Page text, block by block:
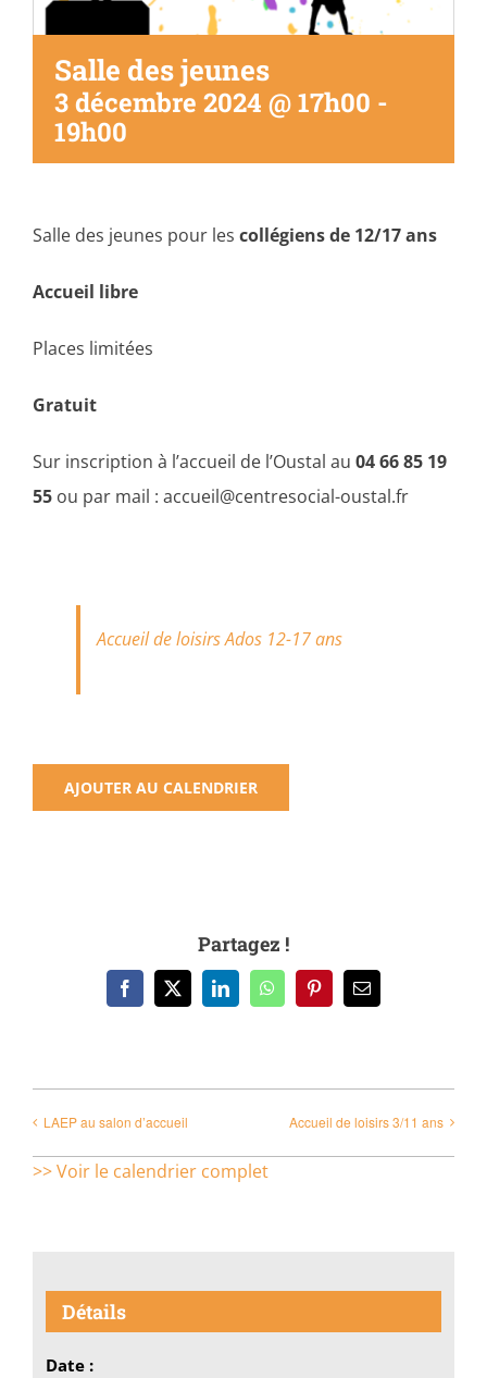
Salle des jeunes
3 décembre 2024 @ 17h00 -
19h00
Salle des jeunes pour les collégiens de 12/17 ans
Accueil libre
Places limitées
Gratuit
Sur inscription à l’accueil de l’Oustal au 04 66 85 19
55 ou par mail : accueil@centresocial-oustal.fr
Accueil de loisirs Ados 12-17 ans
AJOUTER AU CALENDRIER
Partagez !
Facebook
X LinkedInWhatsAppPinterestEmail
LAEP au salon d’accueil Accueil de loisirs 3/11 ans
>> Voir le calendrier complet
Détails
Date :